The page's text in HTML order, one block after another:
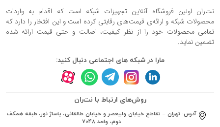
نت‌ران اولین فروشگاه آنلاین تجهیزات شبکه است که اقدام به واردات
محصولات شبکه و ارائه‌ی قیمت‌های رقابتی کرده است و این افتخار را دارد که
تمامی محصولات خود را از نظر کیفیت، اصالت و حتی قیمت ارائه شده
تضمین نماید.
مارا در شبکه های اجتماعی دنبال کنید:
روش‌های ارتباط با نت‌ران
آدرس: تهران – تقاطع خیابان ولیعصر و خیابان طالقانی، پاساژ نور، طبقه همکف
دوم، واحد 7048